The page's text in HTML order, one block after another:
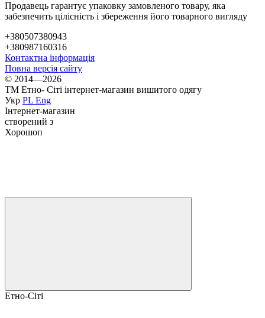
Продавець гарантує упаковку замовленого товару, яка
забезпечить цілісність і збереження його товарного вигляду
+380507380943
+380987160316
Контактна інформація
Повна версія сайту
© 2014—2026
ТМ Етно- Сіті інтернет-магазин вишитого одягу
Укр PL Eng
Інтернет-магазин
створений з
Хорошоп
Етно-Сіті